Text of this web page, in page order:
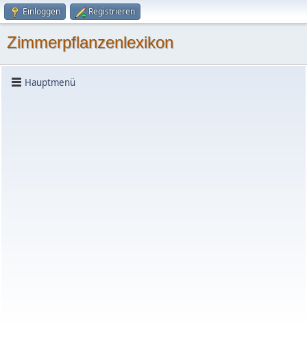
Einloggen Registrieren
Zimmerpflanzenlexikon
Hauptmenü